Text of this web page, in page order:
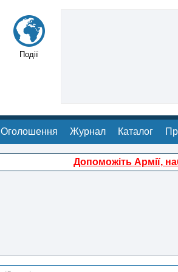
Події
Оголошення Журнал Каталог
Допоможіть Армії,